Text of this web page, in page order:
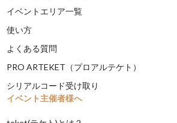
イベントエリア一覧
使い方
よくある質問
PRO ARTEKET（プロアルテケト）
シリアルコード受け取り
イベント主催者様へ